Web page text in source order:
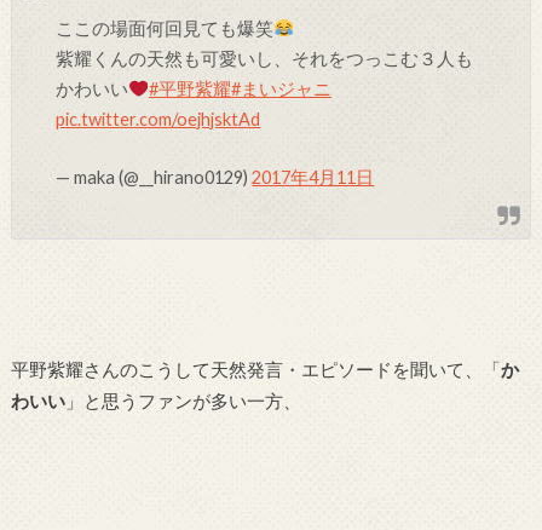
ここの場面何回見ても爆笑
紫耀くんの天然も可愛いし、それをつっこむ３人も
かわいい
#平野紫耀#まいジャニ
pic.twitter.com/oejhjsktAd
— maka (@__hirano0129)2017年4月11日
平野紫耀さんのこうして天然発言・エピソードを聞いて、「か
わいい」と思うファンが多い一方、